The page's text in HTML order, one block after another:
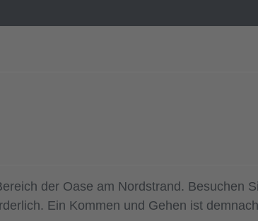
der Oase am Nordstrand. Besuchen
Ein Kommen und Gehen ist